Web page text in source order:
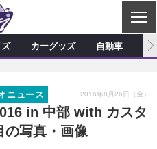
C
L
S
E
ショップ訪問記
デモカー製作記
カスタマイズ新製品情報
カーグッズ新製品情報
ズ カーグッズ 自動車
in 中部 with カスタ
の写真・画像
ニュース 2016年8月26日（金）